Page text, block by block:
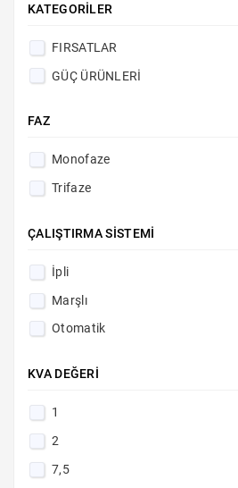
KATEGORILER
FIRSATLAR
GÜÇ ÜRÜNLERİ
FAZ
Monofaze
Trifaze
ÇALIŞTIRMA SISTEMI
İpli
Marşlı
Otomatik
KVA DEĞERI
1
2
7,5